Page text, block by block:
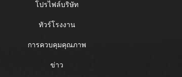
โปรไฟล์บริษัท
ทัวร์โรงงาน
การควบคุมคุณภาพ
ข่าว